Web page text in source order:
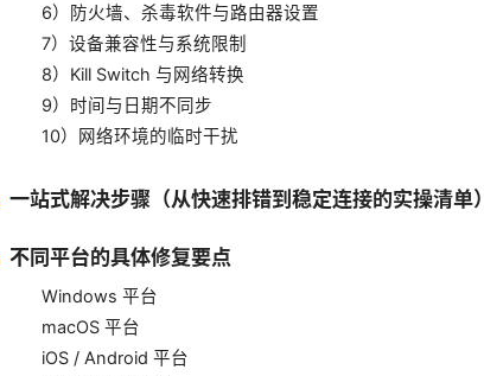
6）防火墙、杀毒软件与路由器设置
7）设备兼容性与系统限制
8）Kill Switch 与网络转换
9）时间与日期不同步
10）网络环境的临时干扰
一站式解决步骤（从快速排错到稳定连接的实操清单）
不同平台的具体修复要点
Windows 平台
macOS 平台
iOS / Android 平台